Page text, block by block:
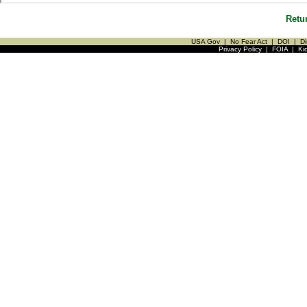
USA Gov | No Fear Act | DOI |
Privacy Policy| FOIA|